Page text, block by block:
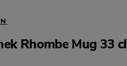
Rhombe Mug 33 cl